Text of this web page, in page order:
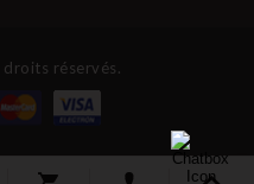
réservés.